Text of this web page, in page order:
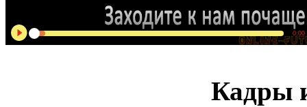
0:00
Кадры